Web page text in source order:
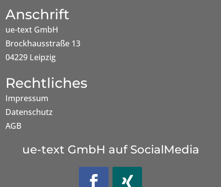
Anschrift
ue-text GmbH
Brockhausstraße 13
04229 Leipzig
Rechtliches
Impressum
Datenschutz
AGB
ue-text GmbH auf SocialMedia